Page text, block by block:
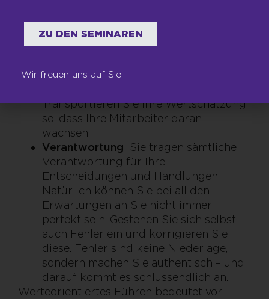
Handlungsmuster zurückgreifen.
Wertschätzung: Als Führungskraft
Mitarbeitern. Mit demselben Respekt
Transportieren Sie Ihre Wertschätzung
so, dass Ihre Mitarbeiter daran
wachsen.
Verantwortung: Sie tragen sämtliche
Verantwortung für Ihre
Entscheidungen und Handlungen.
Natürlich können Sie bei all den
Erwartungen an Sie nicht immer
perfekt sein. Gestehen Sie sich selbst
auch Fehler ein und korrigieren Sie
diese. Fehler sind keine Niederlage,
sondern machen Sie authentisch – und
darauf kommt es schlussendlich an.
Werteorientiertes Führen bedeutet vor
ZU DEN SEMINAREN
Wir freuen uns auf Sie!